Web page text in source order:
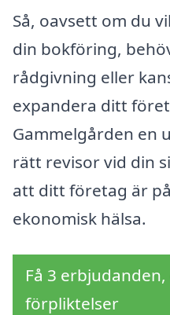
Så, oavsett om du
din bokföring,
rådgivning eller
expandera ditt
Gammelgården en
rätt revisor vid din
att ditt företag är
ekonomisk hälsa.
Få 3
förpliktelser